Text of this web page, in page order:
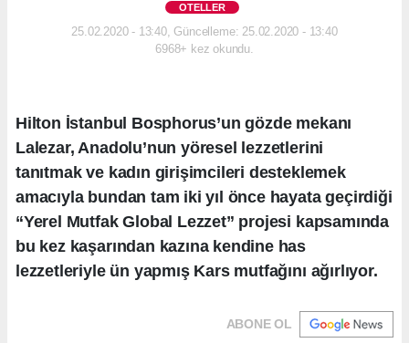
OTELLER
25.02.2020 - 13:40, Güncelleme: 25.02.2020 - 13:40
6968+ kez okundu.
Hilton İstanbul Bosphorus’un gözde mekanı
Lalezar, Anadolu’nun yöresel lezzetlerini
tanıtmak ve kadın girişimcileri desteklemek
amacıyla bundan tam iki yıl önce hayata geçirdiği
“Yerel Mutfak Global Lezzet” projesi kapsamında
bu kez kaşarından kazına kendine has
lezzetleriyle ün yapmış Kars mutfağını ağırlıyor.
ABONE OL